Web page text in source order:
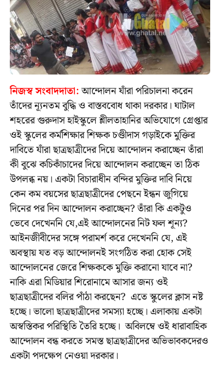
নিজস্ব সংবাদদাতা:আন্দোলন যাঁরা পরিচালনা করেন
তাঁদের ন্যূনতম বুদ্ধি ও বাস্তববোধ থাকা দরকার। ঘাটাল
শহরের গুরুদাস হাইস্কুলে শ্লীলতাহানির অভিযোগে গ্রেপ্তার
ওই স্কুলের কর্মশিক্ষার শিক্ষক চণ্ডীদাস গড়াইকে মুক্তির
দাবিতে যাঁরা ছাত্রছাত্রীদের দিয়ে আন্দোলন করাচ্ছেন তাঁরা
কী বুঝে কচিকাঁচাদের দিয়ে আন্দোলন করাচ্ছেন তা ঠিক
উপলব্ধ নয়। একটা বিচারাধীন বন্দির মুক্তির দাবি নিয়ে
কেন কম বয়সের ছাত্রছাত্রীদের পেছনে ইন্ধন জুগিয়ে
দিনের পর দিন আন্দোলন করাচ্ছেন? তাঁরা কি একটুও
ভেবে দেখেননি যে,এই আন্দোলনের নিট ফল শূন্য?
আইনজীবীদের সঙ্গে পরামর্শ করে দেখেননি যে, এই
অবস্থায় যত বড় আন্দোলনই সংগঠিত করা হোক সেই
আন্দোলনের জেরে শিক্ষককে মুক্তি করানো যাবে না?
নাকি এরা মিডিয়ার শিরোনামে আসার জন্য ওই
ছাত্রছাত্রীদের বলির পাঁঠা করছেন? এতে স্কুলের ক্লাস নষ্ট
হচ্ছে। ভালো ছাত্রছাত্রীদের সমস্যা হচ্ছে। এলাকায় একটা
অস্বস্তিকর পরিস্থিতি তৈরি হচ্ছে। অবিলম্বে ওই ধারাবাহিক
আন্দোলন বন্ধ করতে সমস্ত ছাত্রছাত্রীদের অভিভাবকদেরও
একটা পদক্ষেপ নেওয়া দরকার।